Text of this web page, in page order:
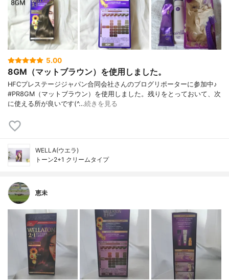
5.00
8GM（マットブラウン）を使用しました。
HFCプレステージジャパン合同会社さんのブログリポーターに参加中♪
#PR8GM（マットブラウン）を使用しました。残りをとっておいて、次
に使える所が良いです(^…続きを見る
WELLA(ウエラ)
トーン2+1 クリームタイプ
恵未